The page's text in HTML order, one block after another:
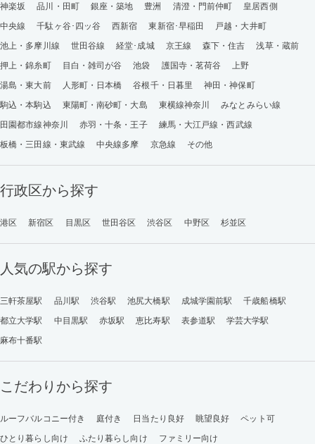
神楽坂
品川・田町 銀座・築地 豊洲 清澄・門前仲町
皇居西側
中央線
千駄ヶ谷･四ッ谷 西新宿 東新宿･早稲田
戸越・大井町
池上・多摩川線
世田谷線 経堂･成城 京王線 森下・住吉
浅草・蔵前
押上・錦糸町
目白・雑司が谷 池袋 護国寺・茗荷谷
上野
湯島・東大前
人形町・日本橋 谷根千・日暮里
神田・神保町
駒込・本駒込
東陽町・南砂町・大島 東横線神奈川
みなとみらい線
田園都市線神奈川
赤羽・十条・王子
練馬・大江戸線・西武線
板橋・三田線・東武線
中央線多摩 京急線 その他
行政区から探す
港区 新宿区 目黒区 世田谷区 渋谷区 中野区 杉並区
人気の駅から探す
三軒茶屋駅 品川駅 渋谷駅 池尻大橋駅 成城学園前駅
千歳船橋駅
都立大学駅
中目黒駅 赤坂駅 恵比寿駅 表参道駅
学芸大学駅
麻布十番駅
こだわりから探す
ルーフバルコニー付き 庭付き 日当たり良好 眺望良好
ペット可
ひとり暮らし向け
ふたり暮らし向け ファミリー向け